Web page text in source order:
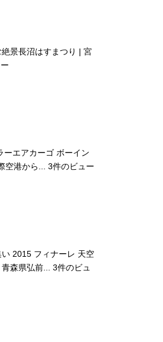
景長沼はすまつり | 宮
ーエアカーゴ ボーイン
港から...
3件のビュー
2015 フィナーレ 天空
森県弘前...
3件のビュ